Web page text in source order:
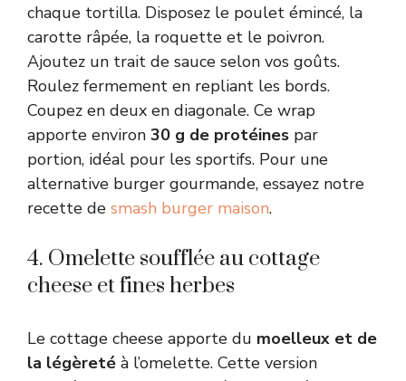
chaque tortilla. Disposez le poulet émincé, la
carotte râpée, la roquette et le poivron.
Ajoutez un trait de sauce selon vos goûts.
Roulez fermement en repliant les bords.
Coupez en deux en diagonale. Ce wrap
apporte environ 30 g de protéines par
portion, idéal pour les sportifs. Pour une
alternative burger gourmande, essayez notre
recette de smash burger maison.
4. Omelette soufflée au cottage
cheese et fines herbes
Le cottage cheese apporte du moelleux et de
la légèreté à l’omelette. Cette version